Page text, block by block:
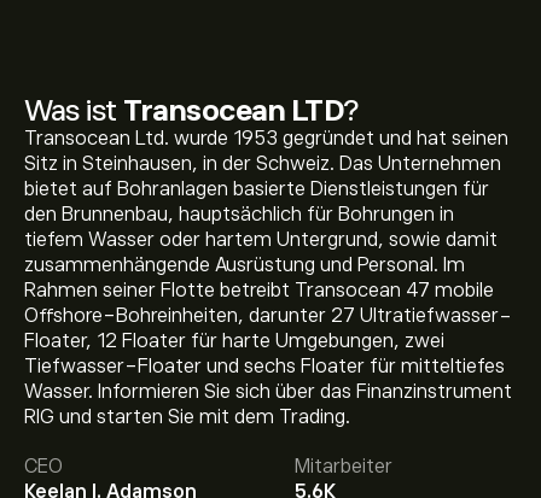
Was ist Transocean LTD?
Transocean Ltd. wurde 1953 gegründet und hat seinen
Sitz in Steinhausen, in der Schweiz. Das Unternehmen
bietet auf Bohranlagen basierte Dienstleistungen für
den Brunnenbau, hauptsächlich für Bohrungen in
tiefem Wasser oder hartem Untergrund, sowie damit
zusammenhängende Ausrüstung und Personal. Im
Rahmen seiner Flotte betreibt Transocean 47 mobile
Offshore-Bohreinheiten, darunter 27 Ultratiefwasser-
Floater, 12 Floater für harte Umgebungen, zwei
Tiefwasser-Floater und sechs Floater für mitteltiefes
Wasser. Informieren Sie sich über das Finanzinstrument
RIG und starten Sie mit dem Trading.
CEO
Keelan I. Adamson
Mitarbeiter
5.6K
Aktueller RIG Aktienkurs liegt bei 5.25‎$‎.
bei 5.25‎$‎.
Registrieren Sie sich bei eToro, um detaillierte
Analystenprognosen und Kursziele zu erhalten.